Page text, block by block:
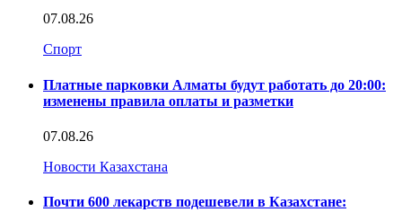
07.08.26
Спорт
Платные парковки Алматы будут работать до 20:00:
изменены правила оплаты и разметки
07.08.26
Новости Казахстана
Почти 600 лекарств подешевели в Казахстане: